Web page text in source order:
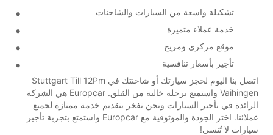
تشكيلة واسعة من السيارات والشاحنات
خدمة عملاء متميزة
موقع مركزي ومريح
تأجير بأسعار تنافسية
اتصل بنا اليوم لحجز سيارتك أو شاحنتك في Stuttgart Till 12Pm
Vaihingen واستمتع برحلة خالية من القلق. Europcar هي الشركة
الرائدة في تأجير السيارات ونحن نفخر بتقديم خدمة ممتازة لجميع
عملائنا. اختر الجودة والموثوقية مع Europcar واستمتع بتجربة تأجير
سيارات لا تُنسى!